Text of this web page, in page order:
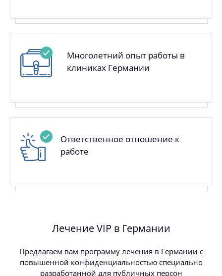
Многолетний опыт работы в
клиниках Германии
Ответственное отношение к
работе
Лечение VIP в Германии
Предлагаем вам программу лечения в Германии с
повышенной конфиденциальностью специально
разработанной для публичных персон